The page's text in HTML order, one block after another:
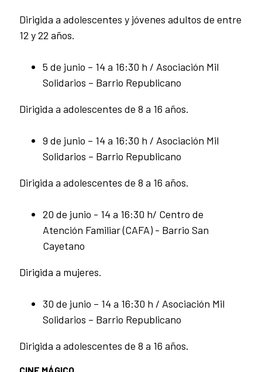
Dirigida a adolescentes y jóvenes adultos de entre
12 y 22 años.
5 de junio – 14 a 16:30 h / Asociación Mil
Solidarios – Barrio Republicano
Dirigida a adolescentes de 8 a 16 años.
9 de junio – 14 a 16:30 h / Asociación Mil
Solidarios – Barrio Republicano
Dirigida a adolescentes de 8 a 16 años.
20 de junio - 14 a 16:30 h/ Centro de
Atención Familiar (CAFA) - Barrio San
Cayetano
Dirigida a mujeres.
30 de junio – 14 a 16:30 h / Asociación Mil
Solidarios – Barrio Republicano
Dirigida a adolescentes de 8 a 16 años.